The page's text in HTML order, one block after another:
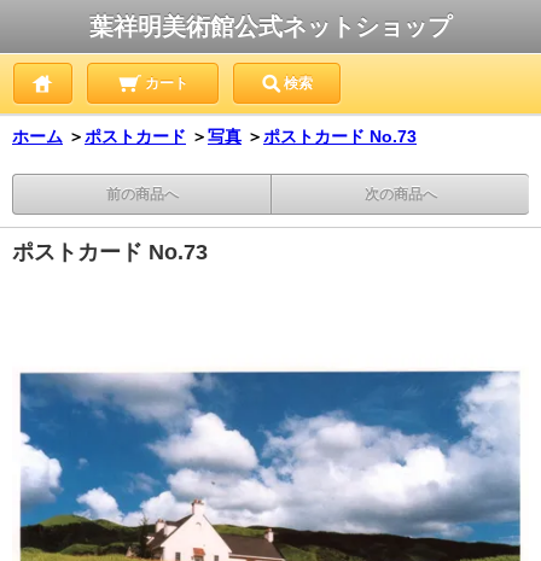
葉祥明美術館公式ネットショップ
カート 検索
ホーム ＞ポストカード ＞写真 ＞ポストカード No.73
前の商品へ 次の商品へ
ポストカード No.73